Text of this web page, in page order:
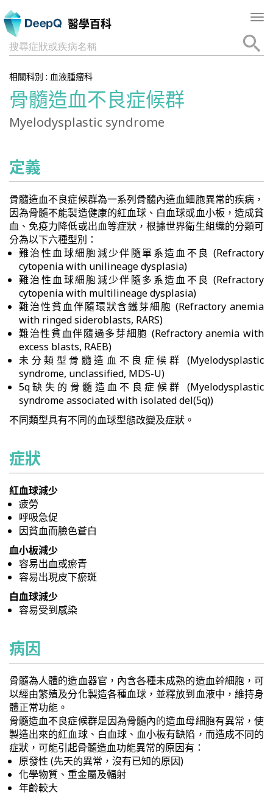
醫學百科
搜尋症狀或疾病名稱
相關科別 : 血液腫瘤科
骨髓造血不良症候群
Myelodysplastic syndrome
定義
骨髓造血不良症候群為一系列骨髓內造血細胞異常的疾病，
因為骨髓不能製造健康的紅血球、白血球或血小板，造成貧
血、免疫力降低或出血等症狀，根據世界衛生組織的分類可
分為以下六種型別：
難治性血球細胞減少伴隨單系造血不良 (Refractory
cytopenia with unilineage dysplasia)
難治性血球細胞減少伴隨多系造血不良 (Refractory
cytopenia with multilineage dysplasia)
難治性貧血伴隨環狀含鐵芽細胞 (Refractory anemia
with ringed sideroblasts, RARS)
難治性貧血伴隨過多芽細胞 (Refractory anemia with
excess blasts, RAEB)
未分類型骨髓造血不良症候群 (Myelodysplastic
syndrome, unclassified, MDS-U)
5q缺失的骨髓造血不良症候群 (Myelodysplastic
syndrome associated with isolated del(5q))
不同類型具有不同的血球型態改變及症狀。
症狀
紅血球減少
疲勞
呼吸急促
因貧血而臉色蒼白
血小板減少
容易出血或瘀青
容易出現皮下瘀斑
白血球減少
容易受到感染
病因
骨髓為人體的造血器官，內含各種未成熟的造血幹細胞，可
以經由繁殖及分化製造各種血球，並釋放到血液中，維持身
體正常功能。
骨髓造血不良症候群是因為骨髓內的造血母細胞有異常，使
製造出來的紅血球、白血球、血小板有缺陷，而造成不同的
症狀，可能引起骨髓造血功能異常的原因有：
原發性 (先天的異常，沒有已知的原因)
化學物質、重金屬及輻射
年齡較大